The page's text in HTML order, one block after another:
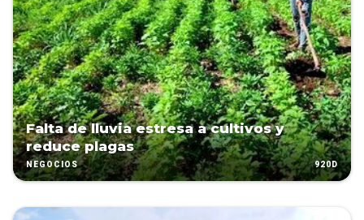
Falta de lluvia estresa a cultivos y
reduce plagas
NEGOCIOS 920D